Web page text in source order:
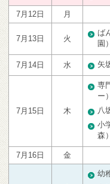
7月12日 月
7月13日 火
ば
園）
7月14日 水 矢
7月15日 木
専
ー）
八
小
森）
7月16日 金
幼